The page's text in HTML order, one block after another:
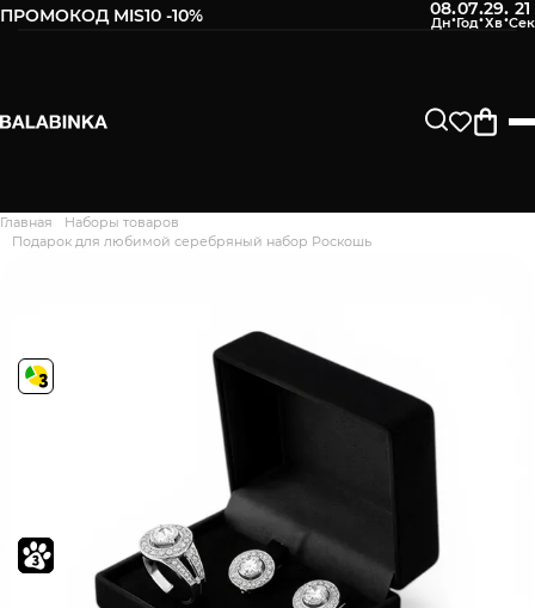
ПРОМОКОД MIS10 -10% 08:07:29: 20
Главная
Наборы товаров
Подарок для любимой серебряный набор Роскошь
Дякуємо. Ваш відгук
відправлено на модерацію